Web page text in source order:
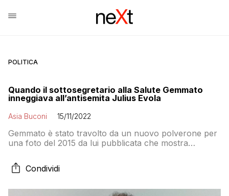
POLITICA
Quando il sottosegretario alla Salute Gemmato
inneggiava all’antisemita Julius Evola
Asia Buconi 15/11/2022
Gemmato è stato travolto da un nuovo polverone per
una foto del 2015 da lui pubblicata che mostra
Condividi